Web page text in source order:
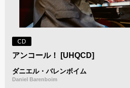
CD
アンコール！ [UHQCD]
ダニエル・バレンボイム
Daniel Barenboim